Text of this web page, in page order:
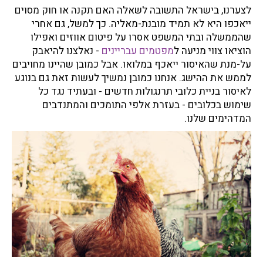
לצערנו, בישראל התשובה לשאלה האם תקנה או חוק מסוים
ייאכפו היא לא תמיד מובנת-מאליה. כך למשל, גם אחרי
שהממשלה ובתי המשפט אסרו על פיטום אווזים ואפילו
הוציאו צווי מניעה למפטמים עבריינים - נאלצנו להיאבק
על-מנת שהאיסור ייאכף במלואו. אבל כמובן שהיינו מחויבים
לממש את ההישג. אנחנו כמובן נמשיך לעשות זאת גם בנוגע
לאיסור בניית כלובי תרנגולות חדשים - ובעתיד נגד כל
שימוש בכלובים - בעזרת אלפי התומכים והמתנדבים
המדהימים שלנו.